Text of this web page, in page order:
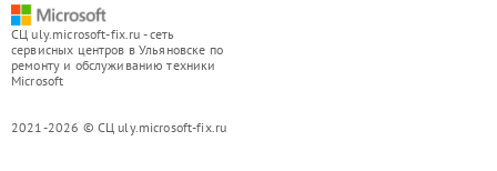
СЦ uly.microsoft-fix.ru - сеть
сервисных центров в Ульяновске по
ремонту и обслуживанию техники
Microsoft
2021-2026 © СЦ uly.microsoft-fix.ru